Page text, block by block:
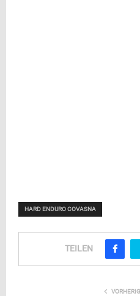
HARD ENDURO COVASNA
TEILEN